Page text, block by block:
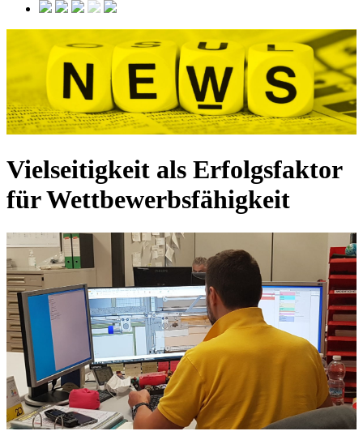
Vielseitigkeit als Erfolgsfaktor
für Wettbewerbsfähigkeit